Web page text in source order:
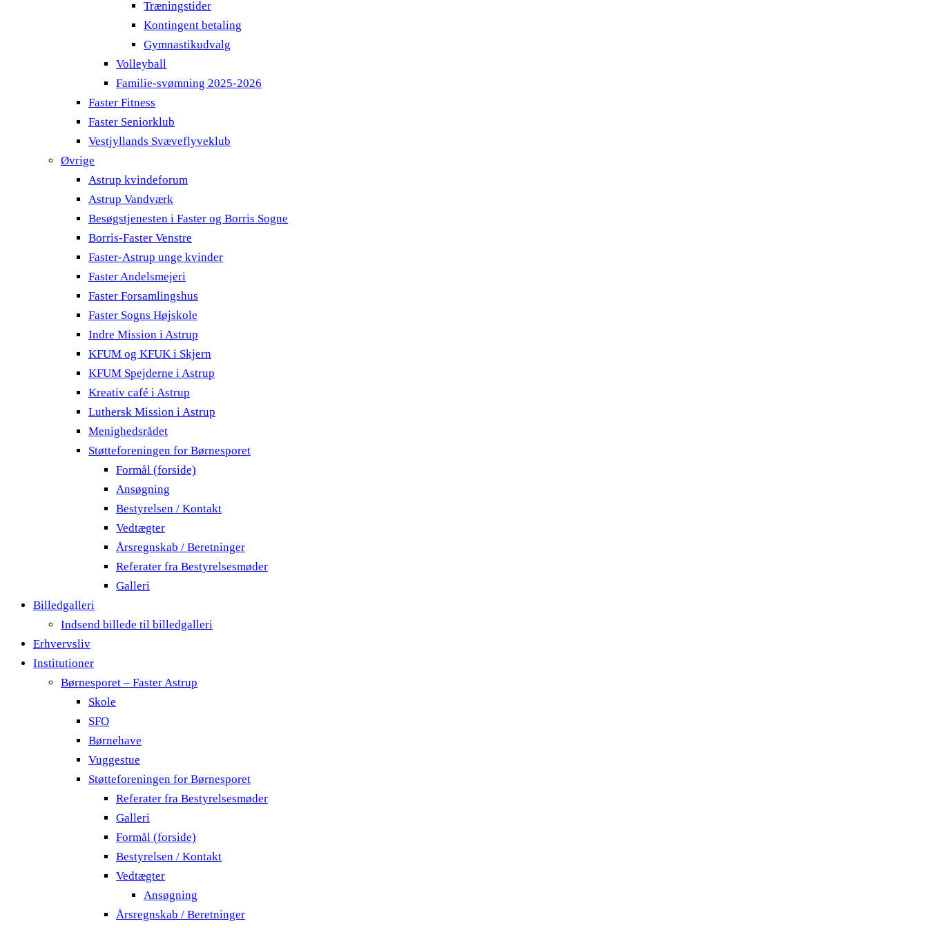
Træningstider
Kontingent betaling
Gymnastikudvalg
Volleyball
Familie-svømning 2025-2026
Faster Fitness
Faster Seniorklub
Vestjyllands Svæveflyveklub
Øvrige
Astrup kvindeforum
Astrup Vandværk
Besøgstjenesten i Faster og Borris Sogne
Borris-Faster Venstre
Faster-Astrup unge kvinder
Faster Andelsmejeri
Faster Forsamlingshus
Faster Sogns Højskole
Indre Mission i Astrup
KFUM og KFUK i Skjern
KFUM Spejderne i Astrup
Kreativ café i Astrup
Luthersk Mission i Astrup
Menighedsrådet
Støtteforeningen for Børnesporet
Formål (forside)
Ansøgning
Bestyrelsen / Kontakt
Vedtægter
Årsregnskab / Beretninger
Referater fra Bestyrelsesmøder
Galleri
Billedgalleri
Indsend billede til billedgalleri
Erhvervsliv
Institutioner
Børnesporet – Faster Astrup
Skole
SFO
Børnehave
Vuggestue
Støtteforeningen for Børnesporet
Referater fra Bestyrelsesmøder
Galleri
Formål (forside)
Bestyrelsen / Kontakt
Vedtægter
Ansøgning
Årsregnskab / Beretninger